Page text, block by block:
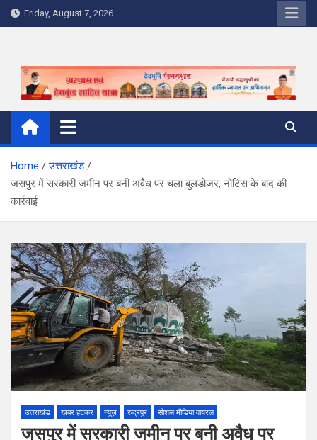
Skip
to
Friday, August 7, 2026
Home
उत्तराखंड
जसपुर में सरकारी जमीन पर बनी अवैध पर चला बुलडोजर, नोटिस के बाद की
कार्रवाई
उत्तराखंड खबर हटकर न्यूज़ रुद्रपुर सोशल मीडिया वायरल
जसपुर में सरकारी जमीन पर बनी अवैध पर